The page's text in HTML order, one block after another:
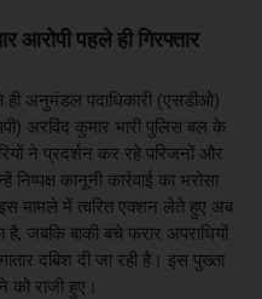
पहले ही गिरफ्तार
अनुमंडल पदाधिकारी (एसडीओ)
अरविंद कुमार भारी पुलिस बल के
ने प्रदर्शन कर रहे परिजनों और
कानूनी कार्रवाई का भरोसा
इस मामले में त्वरित एक्शन लेते हुए अब
जबकि बाकी बचे फरार अपराधियों
दबिश दी जा रही है। इस पुख्ता
राजी हुए।